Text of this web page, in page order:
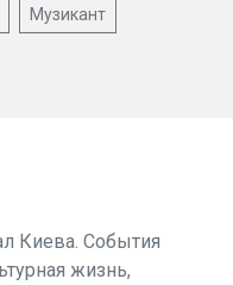
Музикант
Киева. События
жизнь,